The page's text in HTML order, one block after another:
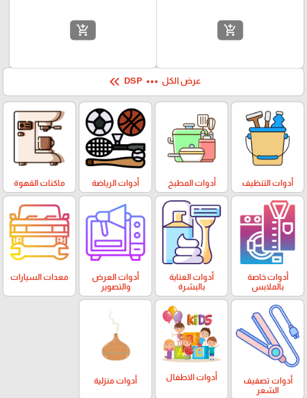
add_shopping_cart
add_shopping_cart
عرض الكل more_horiz
keyboard_double_arrow_left
أدوات التنظيف أدوات المطبخ أدوات الرياضة ماكنات القهوة
أدوات خاصة
بالملابس
أدوات العناية
بالبشرة
أدوات العرض
والتصوير
معدات السيارات
أدوات تصفيف
الشعر
أدوات الاطفال أدوات منزلية